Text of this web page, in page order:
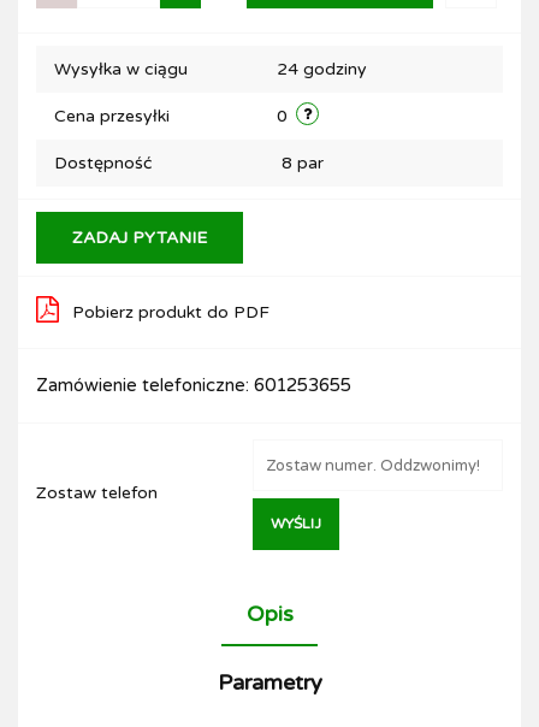
Wysyłka w ciągu 24 godziny
Cena przesyłki 0
Dostępność 8 par
ZADAJ PYTANIE
Pobierz produkt do PDF
Zamówienie telefoniczne: 601253655
Zostaw telefon
WYŚLIJ
Opis
Parametry